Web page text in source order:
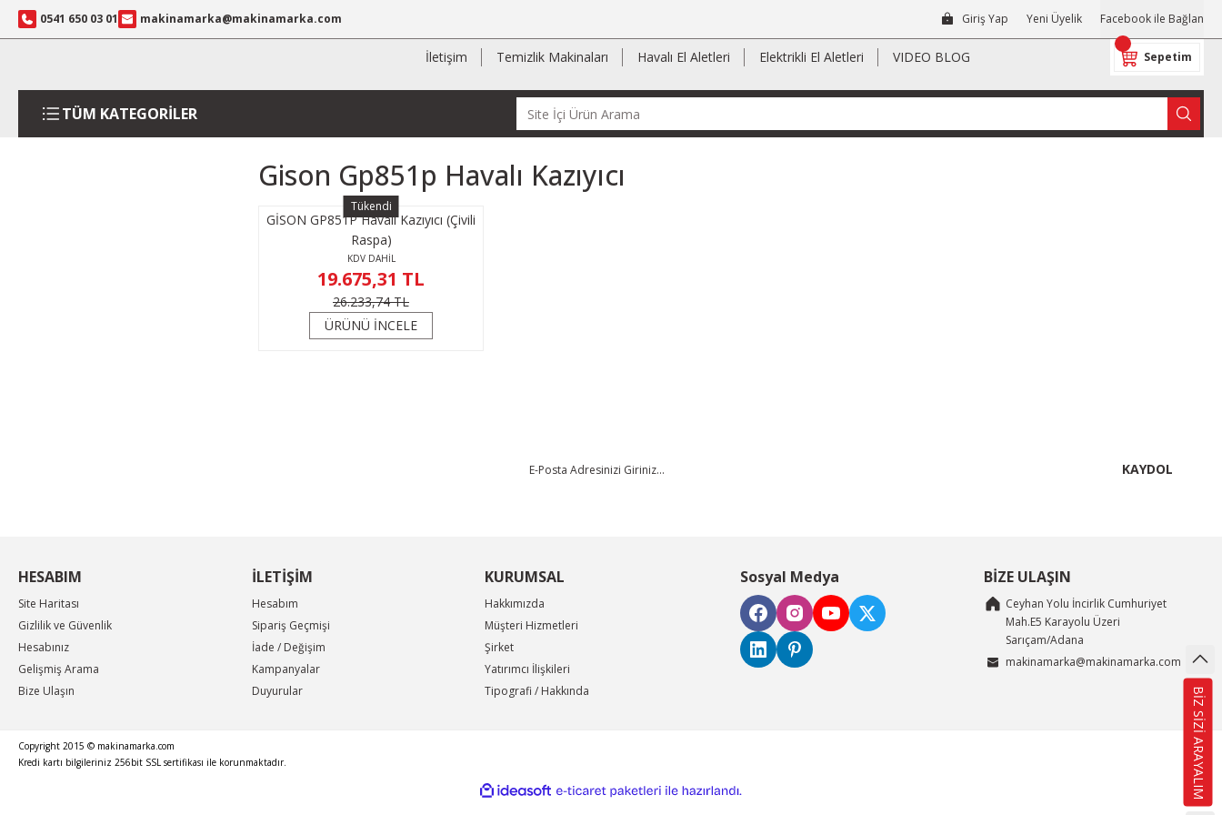
0541 650 03 01 makinamarka@makinamarka.com Giriş Yap Yeni Üyelik Facebook ile Bağlan
İletişim Temizlik Makinaları Havalı El Aletleri Elektrikli El Aletleri VIDEO BLOG Sepetim
TÜM KATEGORİLER
Gison Gp851p Havalı Kazıyıcı
Tükendi
GİSON GP851P Havalı Kazıyıcı (Çivili
Raspa)
KDV DAHİL
19.675,31 TL
26.233,74 TL
ÜRÜNÜ İNCELE
KAYDOL
HESABIM
Site Haritası
Gizlilik ve Güvenlik
Hesabınız
Gelişmiş Arama
Bize Ulaşın
İLETİŞİM
Hesabım
Sipariş Geçmişi
İade / Değişim
Kampanyalar
Duyurular
KURUMSAL
Hakkımızda
Müşteri Hizmetleri
Şirket
Yatırımcı İlişkileri
Tipografi / Hakkında
Sosyal Medya BİZE ULAŞIN
Ceyhan Yolu İncirlik Cumhuriyet
Mah.E5 Karayolu Üzeri
Sarıçam/Adana
makinamarka@makinamarka.com
Copyright 2015 © makinamarka.com
Kredi kartı bilgileriniz 256bit SSL sertifikası ile korunmaktadır.
BİZ SİZİ ARAYALIM
ideasoft
e-